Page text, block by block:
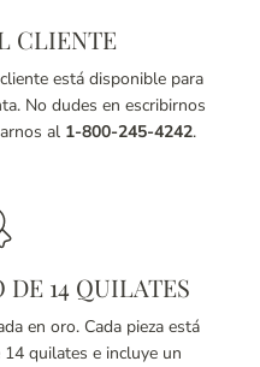
CLIENTE
está disponible para
No dudes en escribirnos
al 1-800-245-4242.
14 QUILATES
en oro. Cada pieza está
quilates e incluye un